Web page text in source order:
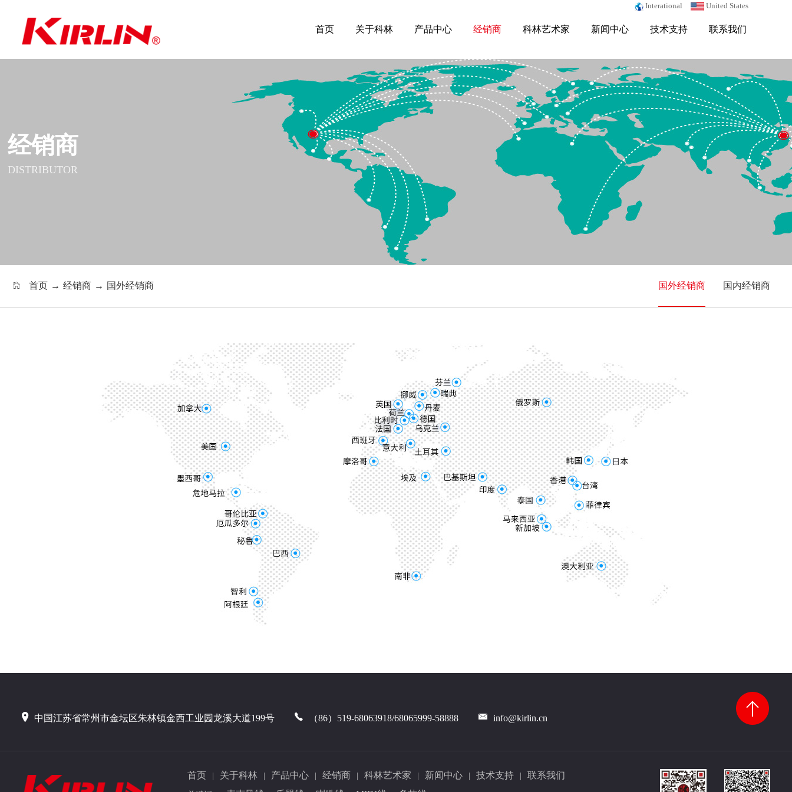
Interational United States
首页 关于科林 产品中心 经销商 科林艺术家 新闻中心 技术支持 联系我们
经销商
DISTRIBUTOR
首页 → 经销商 → 国外经销商 国外经销商 国内经销商
中国江苏省常州市金坛区朱林镇金西工业园龙溪大道199号 （86）519-68063918/68065999-58888 info@kirlin.cn
首页 关于科林 产品中心 经销商 科林艺术家 新闻中心 技术支持 联系我们